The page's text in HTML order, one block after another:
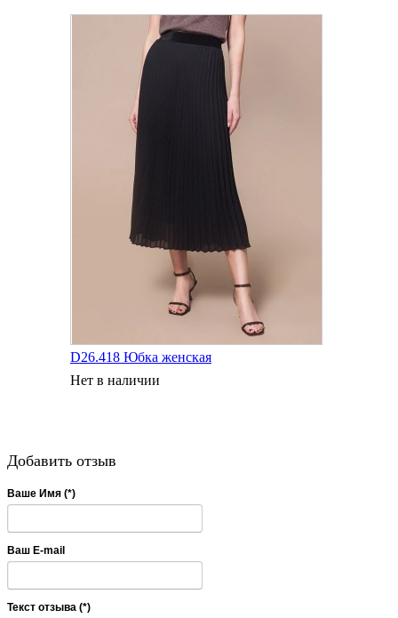
D26.418 Юбка женская
Нет в наличии
Добавить отзыв
Ваше Имя (*)
Ваш E-mail
Текст отзыва (*)